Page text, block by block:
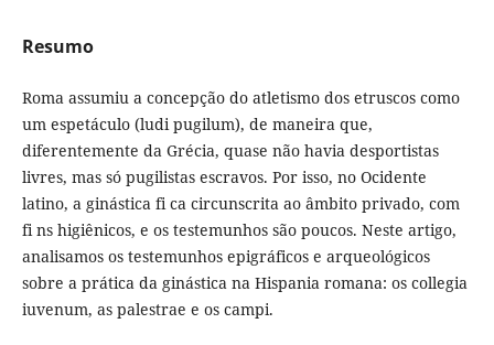
Resumo
Roma assumiu a concepção do atletismo dos etruscos como
um espetáculo (ludi pugilum), de maneira que,
diferentemente da Grécia, quase não havia desportistas
livres, mas só pugilistas escravos. Por isso, no Ocidente
latino, a ginástica fi ca circunscrita ao âmbito privado, com
fi ns higiênicos, e os testemunhos são poucos. Neste artigo,
analisamos os testemunhos epigráficos e arqueológicos
sobre a prática da ginástica na Hispania romana: os collegia
iuvenum, as palestrae e os campi.